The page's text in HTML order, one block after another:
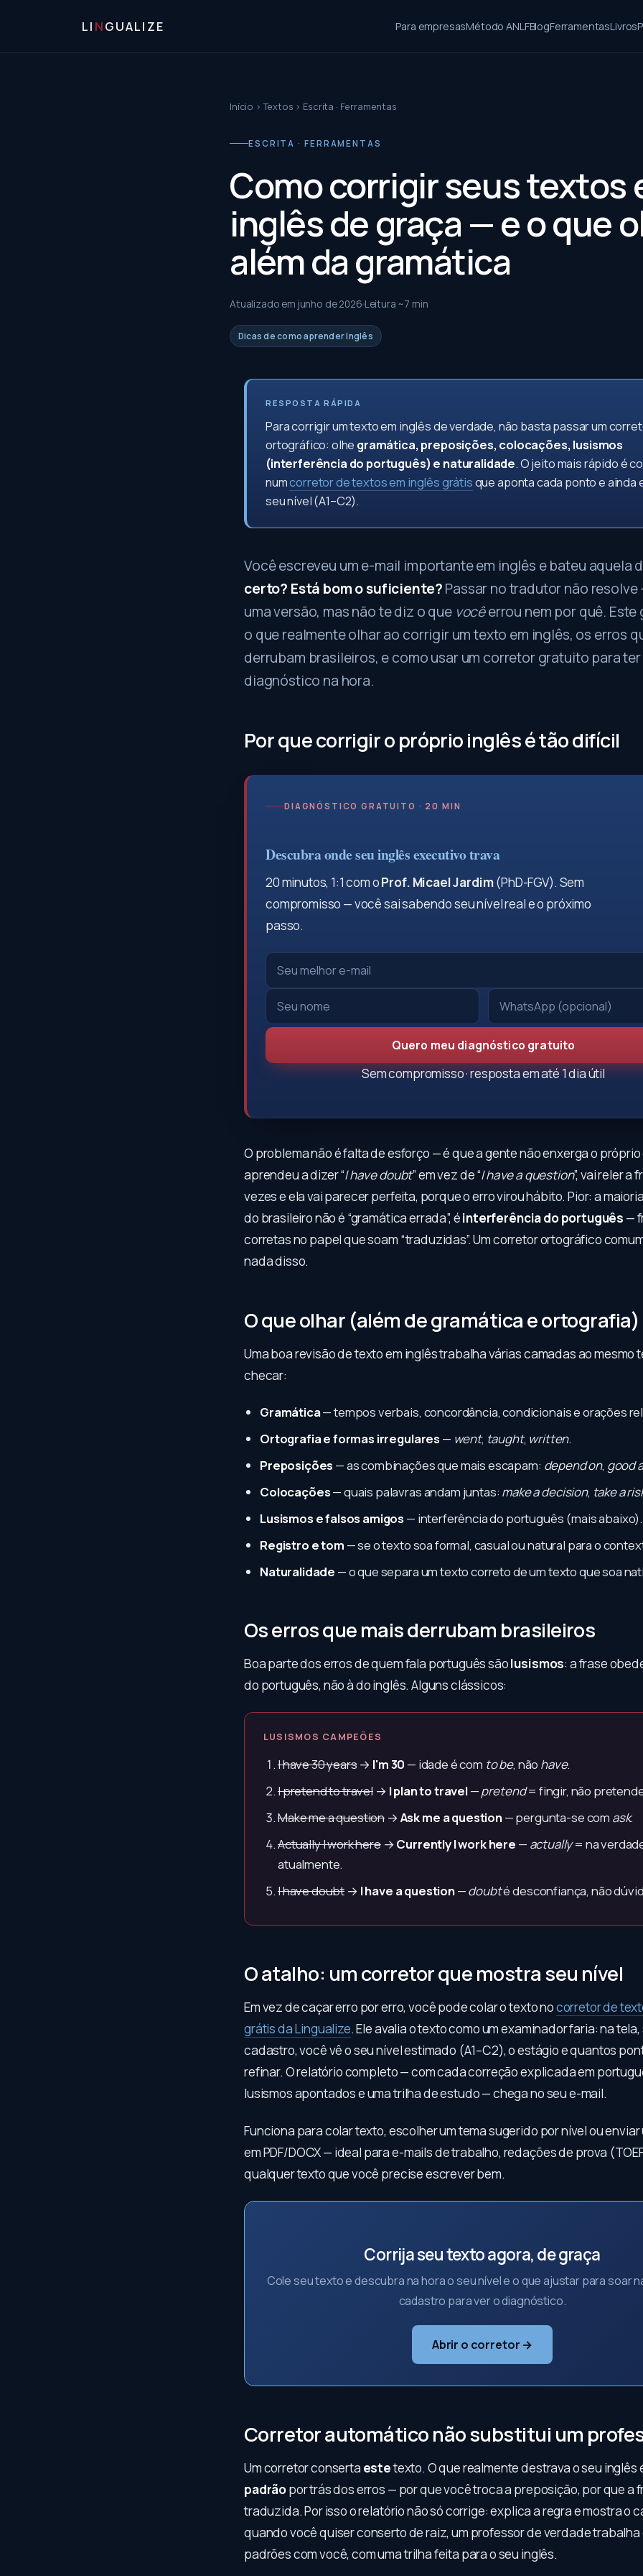
LI NGUALIZE Para empresasMétodo ANLFBlogFerramentasLivros
Início ›Textos › Escrita · Ferramentas
ESCRITA · FERRAMENTAS
Como corrigir seus textos
inglês de graça — e o que
além da gramática
Atualizado em junho de 2026Leitura ~7 min
Dicas de como aprender Inglês
RESPOSTA RÁPIDA
Para corrigir um texto em inglês de verdade, não basta passar um
ortográfico: olhe gramática, preposições, colocações, lusismos
(interferência do português) e naturalidade. O jeito mais rápido é
numcorretor de textos em inglês grátisque aponta cada ponto e ainda
seu nível (A1–C2).
Você escreveu um e-mail importante em inglês e bateu aquela
certo? Está bom o suficiente?Passar no tradutor não resolve
uma versão, mas não te diz o que vocêerrou nem por quê. Este
o que realmente olhar ao corrigir um texto em inglês, os erros
derrubam brasileiros, e como usar um corretor gratuito para
diagnóstico na hora.
Por que corrigir o próprio inglês é tão difícil
DIAGNÓSTICO GRATUITO · 20 MIN
Descubra onde seu inglês executivo trava
20 minutos, 1:1 com oProf. Micael Jardim(PhD-FGV). Sem
compromisso — você sai sabendo seu nível real e o próximo
passo.
Quero meu diagnóstico gratuito
Sem compromisso · resposta em até 1 dia útil
O problema não é falta de esforço — é que a gente não enxerga o
aprendeu a dizer “I have doubt” em vez de “I have a question”, vai reler a
vezes e ela vai parecer perfeita, porque o erro virou hábito. Pior: a
do brasileiro não é “gramática errada”, éinterferência do português —
corretas no papel que soam “traduzidas”. Um corretor ortográfico
nada disso.
O que olhar (além de gramática e ortografia)
Uma boa revisão de texto em inglês trabalha várias camadas ao mesmo
checar:
Gramática— tempos verbais, concordância, condicionais e orações
Ortografia e formas irregulares — went, taught, written.
Preposições — as combinações que mais escapam: depend on, good
Colocações— quais palavras andam juntas: make a decision, take a
Lusismos e falsos amigos — interferência do português (mais abaixo).
Registro e tom — se o texto soa formal, casual ou natural para o
Naturalidade — o que separa um texto correto de um texto que soa
Os erros que mais derrubam brasileiros
Boa parte dos erros de quem fala português sãolusismos: a frase
do português, não à do inglês. Alguns clássicos:
LUSISMOS CAMPEÕES
I have 30 years→ I'm 30 — idade é com to be, não have.
I pretend to travel→ I plan to travel—pretend= fingir, não
Make me a question→Ask me a question— pergunta-se com ask.
Actually I work here→Currently I work here — actually= na
atualmente.
I have doubt → I have a question—doubté desconfiança, não
O atalho: um corretor que mostra seu nível
Em vez de caçar erro por erro, você pode colar o texto nocorretor de
grátis da Lingualize. Ele avalia o texto como um examinador faria: na tela,
cadastro, você vê o seu nível estimado (A1–C2), o estágio e quantos
refinar. O relatório completo — com cada correção explicada em
lusismos apontados e uma trilha de estudo — chega no seu e-mail.
Funciona para colar texto, escolher um tema sugerido por nível ou
em PDF/DOCX — ideal para e-mails de trabalho, redações de prova
qualquer texto que você precise escrever bem.
Corrija seu texto agora, de graça
Cole seu texto e descubra na hora o seu nível e o que ajustar para soar
cadastro para ver o diagnóstico.
Abrir o corretor →
Corretor automático não substitui um
Um corretor conserta estetexto. O que realmente destrava o seu inglês
padrãopor trás dos erros — por que você troca a preposição, por que a
traduzida. Por isso o relatório não só corrige: explica a regra e mostra o
quando você quiser conserto de raiz, um professor de verdade trabalha
padrões com você, com uma trilha feita para o seu inglês.